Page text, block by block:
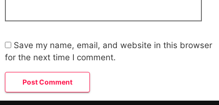
Save my name, email, and website in this browser
for the next time I comment.